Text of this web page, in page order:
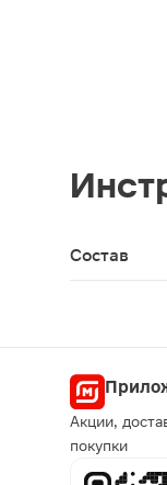
Состав
Акции,
покупки